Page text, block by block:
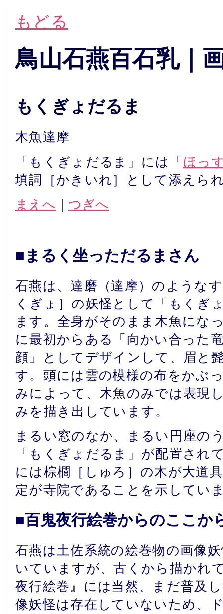
もどる
鳥山石燕百石乳｜
もくぎょだるま
木魚達摩
「もくぎょだるま」には「 ほっ
填詞［かきいれ］として添えら
まえへ
つぎへ
■まるく坐っただるまさん
石燕は、達磨（達摩）のような
くぎょ］の妖怪として「もくぎ
ます。全身がそのまま木魚にな
に最初からある「向かい合った
顔」としてデザインして、眉と
す。頭には雲の模様の布をかぶ
みによって、木魚のみでは表現
みを描き出しています。
まるい窓のなか、まるい円座の
「もくぎょだるま」が配置され
には棕櫚［しゅろ］の木が大道
定が寺院であることを示してい
■百鬼夜行絵巻からのここか
石燕は土佐系統の絵巻物の画像
いていますが、古くから描かれ
夜行絵巻』には当然、まだ普及
像妖怪は存在していないため、